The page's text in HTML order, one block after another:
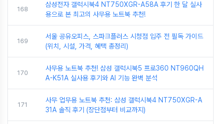
168
삼성전자 갤럭시북4 NT750XGR-A58A 후기 한 달 실사
용으로 본 최고의 사무용 노트북 추천!
169
서울 공유오피스, 스파크플러스 시청점 입주 전 필독 가이드
(위치, 시설, 가격, 혜택 총정리)
170
사무용 노트북 추천! 삼성 갤럭시북5 프로360 NT960QH
A-K51A 실사용 후기와 AI 기능 완벽 분석
171
사무 업무용 노트북 추천: 삼성 갤럭시북4 NT750XGR-A
31A 솔직 후기 (장단점부터 비교까지)